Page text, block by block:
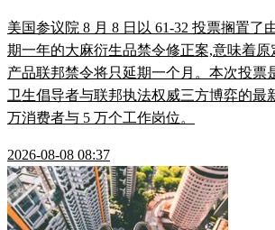
美国参议院 8 月 8 日以 61-32 投票搁置了
期一年的大麻衍生品禁令修正案,意味着原
产品联邦禁令将只延期一个月。本次投票
卫生倡导者与联邦执法权威三方博弈的最
万消费者与 5 万个工作岗位。
2026-08-08 08:37